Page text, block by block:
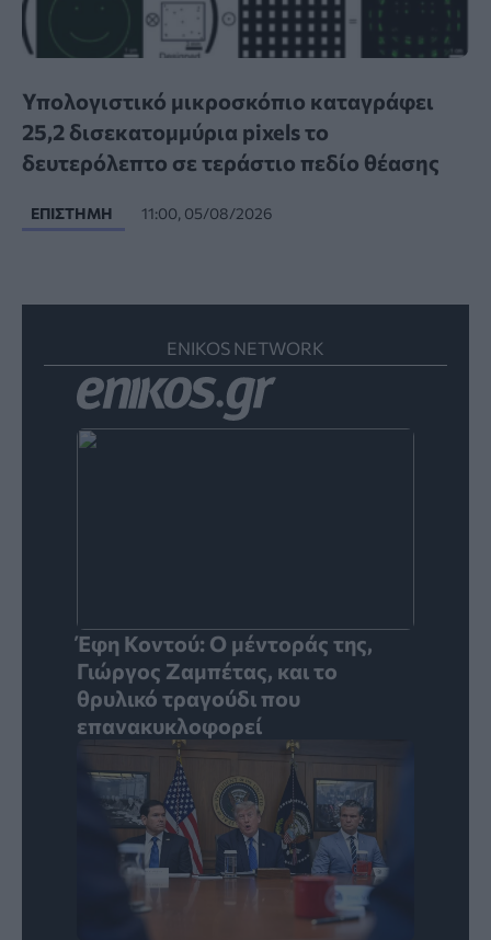
Υπολογιστικό μικροσκόπιο καταγράφει
25,2 δισεκατομμύρια pixels το
δευτερόλεπτο σε τεράστιο πεδίο θέασης
ΕΠΙΣΤΉΜΗ 11:00, 05/08/2026
ENIKOS NETWORK
Έφη Κοντού: Ο μέντοράς της,
Γιώργος Ζαμπέτας, και το
θρυλικό τραγούδι που
επανακυκλοφορεί